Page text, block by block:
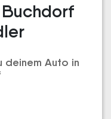
deinem Auto in